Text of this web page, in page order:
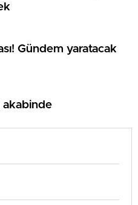
Gündem yaratacak
akabinde